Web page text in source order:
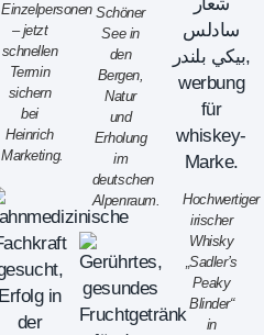
Einzelpersonen
– jetzt
schnellen
Termin
sichern
bei
Heinrich
Marketing.
Schöner
See in
den
Bergen,
Natur
und
Erholung
im
deutschen
Alpenraum.
Hochwertiger
irischer
Whisky
„Sadler’s
Peaky
Blinder“
in